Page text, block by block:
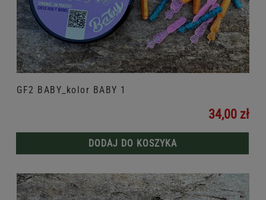
GF2 BABY_kolor BABY 1
34,00 zł
DODAJ DO KOSZYKA